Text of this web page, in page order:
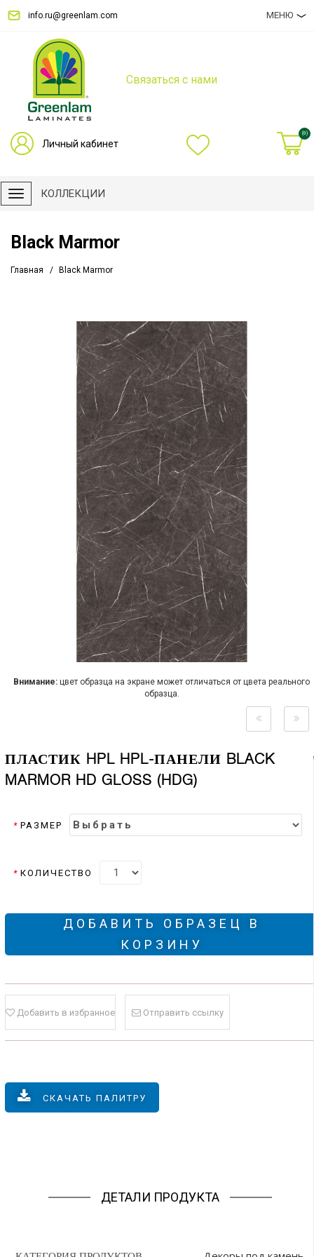
info.ru@greenlam.com МЕНЮ
Связаться с нами
Личный кабинет
(0)
КОЛЛЕКЦИИ
Black Marmor
Главная Black Marmor
Внимание: цвет образца на экране может отличаться от цвета реального
образца.
ПЛАСТИК HPL HPL-ПАНЕЛИ BLACK
MARMOR HD GLOSS (HDG)
* РАЗМЕР
* КОЛИЧЕСТВО
ДОБАВИТЬ ОБРАЗЕЦ В
КОРЗИНУ
Добавить в избранное Отправить ссылку
СКАЧАТЬ ПАЛИТРУ
ДЕТАЛИ ПРОДУКТА